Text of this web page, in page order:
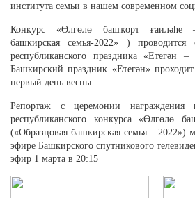
института семьи в нашем современном
Конкурс «Өлгөлө башҡорт ғаиләһе
башкирская семья-2022» )
республиканского праздника
Башкирский праздник «Етегән»
первый день весны.
Репортаж с церемонии награждения
республиканского конкурса «Өлгөлө
(«Образцовая башкирская семья – 2022»)
эфире Башкирского спутникового
эфир 1 марта в 20:15